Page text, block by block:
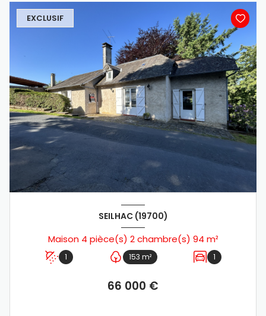
EXCLUSIF
SEILHAC (19700)
Maison 4 pièce(s) 2 chambre(s) 94 m²
1 153 m² 1
66 000 €